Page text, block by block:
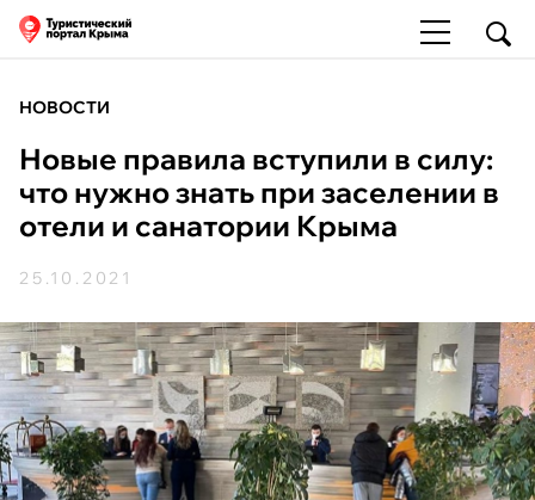
НОВОСТИ
Новые правила вступили в силу:
что нужно знать при заселении в
отели и санатории Крыма
25.10.2021